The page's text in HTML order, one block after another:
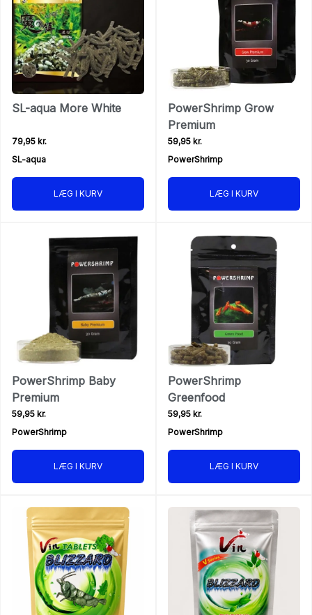
SL-aqua More White
79,95 kr.
SL-aqua
LÆG I KURV
PowerShrimp Grow
Premium
59,95 kr.
PowerShrimp
LÆG I KURV
PowerShrimp Baby
Premium
59,95 kr.
PowerShrimp
LÆG I KURV
PowerShrimp
Greenfood
59,95 kr.
PowerShrimp
LÆG I KURV